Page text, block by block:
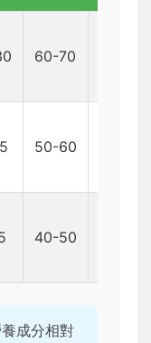
60-70
50-60
40-50
成分相對